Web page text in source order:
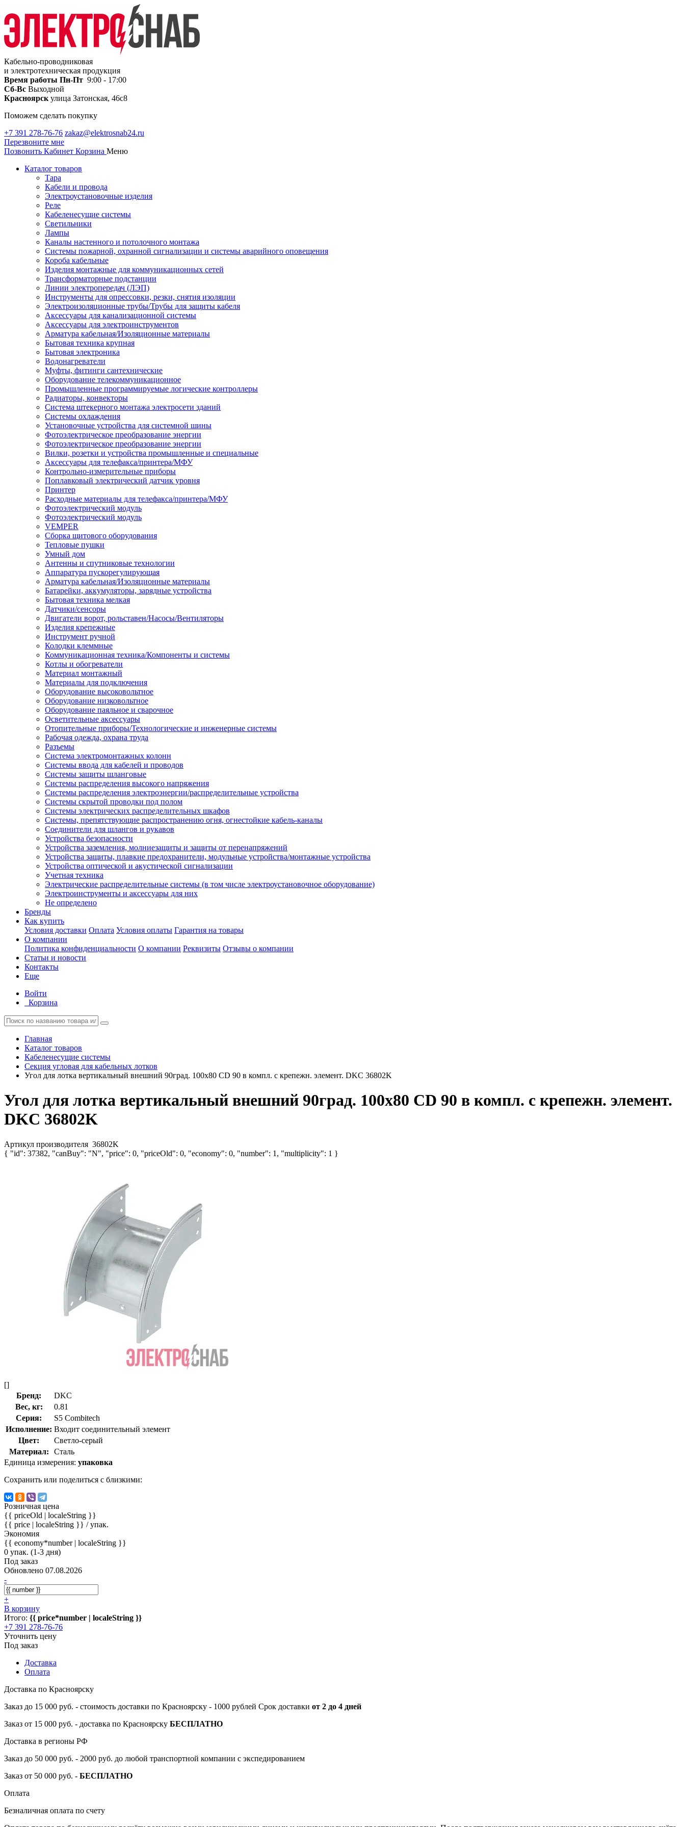
Кабельно-проводниковая
и электротехническая продукция
Время работы Пн-Пт 9:00 - 17:00
Сб-Вс Выходной
Красноярск улица Затонская, 46с8
Поможем сделать покупку
+7 391 278-76-76 zakaz@elektrosnab24.ru
Перезвоните мне
Позвонить Кабинет Корзина Меню
Каталог товаров
Тара
Кабели и провода
Электроустановочные изделия
Реле
Кабеленесущие системы
Светильники
Лампы
Каналы настенного и потолочного монтажа
Системы пожарной, охранной сигнализации и системы аварийного оповещения
Короба кабельные
Изделия монтажные для коммуникационных сетей
Трансформаторные подстанции
Линии электропередач (ЛЭП)
Инструменты для опрессовки, резки, снятия изоляции
Электроизоляционные трубы/Трубы для защиты кабеля
Аксессуары для канализационной системы
Аксессуары для электроинструментов
Арматура кабельная/Изоляционные материалы
Бытовая техника крупная
Бытовая электроника
Водонагреватели
Муфты, фитинги сантехнические
Оборудование телекоммуникационное
Промышленные программируемые логические контроллеры
Радиаторы, конвекторы
Система штекерного монтажа электросети зданий
Системы охлаждения
Установочные устройства для системной шины
Фотоэлектрическое преобразование энергии
Фотоэлектрическое преобразование энергии
Вилки, розетки и устройства промышленные и специальные
Аксессуары для телефакса/принтера/МФУ
Контрольно-измерительные приборы
Поплавковый электрический датчик уровня
Принтер
Расходные материалы для телефакса/принтера/МФУ
Фотоэлектрический модуль
Фотоэлектрический модуль
VEMPER
Сборка щитового оборудования
Тепловые пушки
Умный дом
Антенны и спутниковые технологии
Аппаратура пускорегулирующая
Арматура кабельная/Изоляционные материалы
Батарейки, аккумуляторы, зарядные устройства
Бытовая техника мелкая
Датчики/сенсоры
Двигатели ворот, рольставен/Насосы/Вентиляторы
Изделия крепежные
Инструмент ручной
Колодки клеммные
Коммуникационная техника/Компоненты и системы
Котлы и обогреватели
Материал монтажный
Материалы для подключения
Оборудование высоковольтное
Оборудование низковольтное
Оборудование паяльное и сварочное
Осветительные аксессуары
Отопительные приборы/Технологические и инженерные системы
Рабочая одежда, охрана труда
Разъемы
Система электромонтажных колонн
Системы ввода для кабелей и проводов
Системы защиты шланговые
Системы распределения высокого напряжения
Системы распределения электроэнергии/распределительные устройства
Системы скрытой проводки под полом
Системы электрических распределительных шкафов
Системы, препятствующие распространению огня, огнестойкие кабель-каналы
Соединители для шлангов и рукавов
Устройства безопасности
Устройства заземления, молниезащиты и защиты от перенапряжений
Устройства защиты, плавкие предохранители, модульные устройства/монтажные устройства
Устройства оптической и акустической сигнализации
Учетная техника
Электрические распределительные системы (в том числе электроустановочное оборудование)
Электроинструменты и аксессуары для них
Не определено
Бренды
Как купить
Условия доставки Оплата Условия оплаты Гарантия на товары
О компании
Политика конфиденциальности О компании Реквизиты Отзывы о компании
Статьи и новости
Контакты
Еще
Войти
Корзина
Главная
Каталог товаров
Кабеленесущие системы
Секция угловая для кабельных лотков
Угол для лотка вертикальный внешний 90град. 100х80 CD 90 в компл. с крепежн. элемент. DKC 36802K
Угол для лотка вертикальный внешний 90град. 100х80 CD 90 в компл. с крепежн. элемент.
DKC 36802K
Артикул производителя 36802K
{ "id": 37382, "canBuy": "N", "price": 0, "priceOld": 0, "economy": 0, "number": 1, "multiplicity": 1 }
[]
Бренд:
DKC
Вес, кг:
0.81
Серия:
S5 Combitech
Исполнение: Входит соединительный элемент
Цвет:
Светло-серый
Материал:
Сталь
Единица измерения: упаковка
Сохранить или поделиться с близкими:
Розничная цена
{{ priceOld | localeString }}
{{ price | localeString }} / упак.
Экономия
{{ economy*number | localeString }}
0 упак. (1-3 дня)
Под заказ
Обновлено 07.08.2026
-
+
В корзину
Итого: {{ price*number | localeString }}
+7 391 278-76-76
Уточнить цену
Под заказ
Доставка
Оплата
Доставка по Красноярску
Заказ до 15 000 руб. - стоимость доставки по Красноярску - 1000 рублей Срок доставки от 2 до 4 дней
Заказ от 15 000 руб. - доставка по Красноярску БЕСПЛАТНО
Доставка в регионы РФ
Заказ до 50 000 руб. - 2000 руб. до любой транспортной компании с экспедированием
Заказ от 50 000 руб. - БЕСПЛАТНО
Оплата
Безналичная оплата по счету